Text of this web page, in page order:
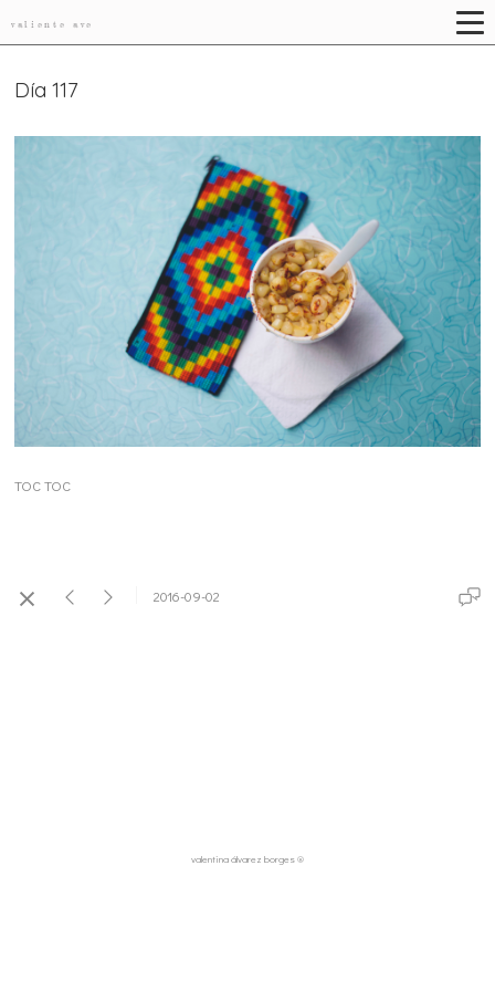
valiente ave
Día 117
TOC TOC
2016-09-02
valentina álvarez borges ®